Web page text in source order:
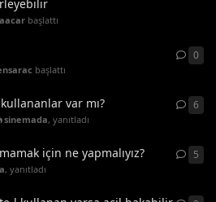
başlattı
başlattı
0
var mı?
sinemada,yanıtladı
6
için ne yapmalıyız?
,yanıtladı
5